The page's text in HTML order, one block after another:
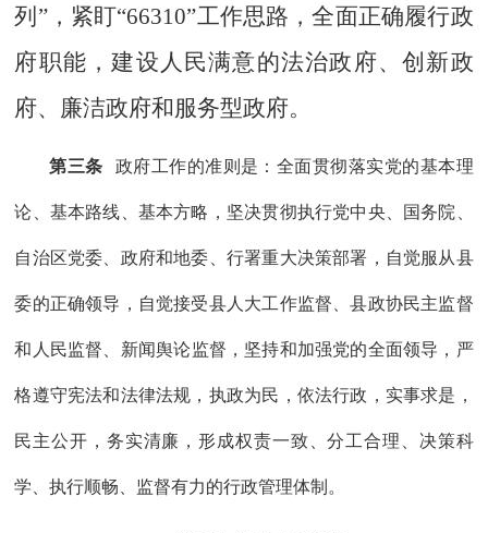
列”，紧盯“66310”工作思路，全面正确履行政
府职能，建设人民满意的法治政府、创新政
府、廉洁政府和服务型政府。
第三条 政府工作的准则是： 全面贯彻落实党的基本理
论、基本路线、基本方略，坚决贯彻执行党中央、国务院、
自治区党委、政府和地委、行署重大决策部署，自觉服从县
委的正确领导，自觉接受县人大工作监督、县政协民主监督
和 人民监督 、新闻舆论监督，坚持和加强党的全面领导，严
格遵守宪法和法律法规，执政为民，依法行政，实事求是，
民主公开，务实清廉 ，形成权责一致、分工合理、决策科
学、执行顺畅、监督有力的行政管理体制 。